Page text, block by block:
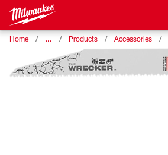
Home … Products Accessories